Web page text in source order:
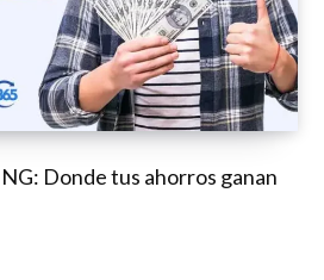
Donde tus ahorros ganan